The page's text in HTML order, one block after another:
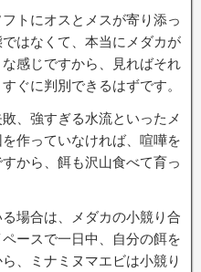
トにオスとメスが寄り添っ
はなくて、本当にメダカが
感じですから、見ればそれ
ぐに判別できるはずです。
、強すぎる水流といったメ
作っていなければ、喧嘩を
から、餌も沢山食べて育っ
場合は、メダカの小競り合
ースで一日中、自分の餌を
、ミナミヌマエビは小競り